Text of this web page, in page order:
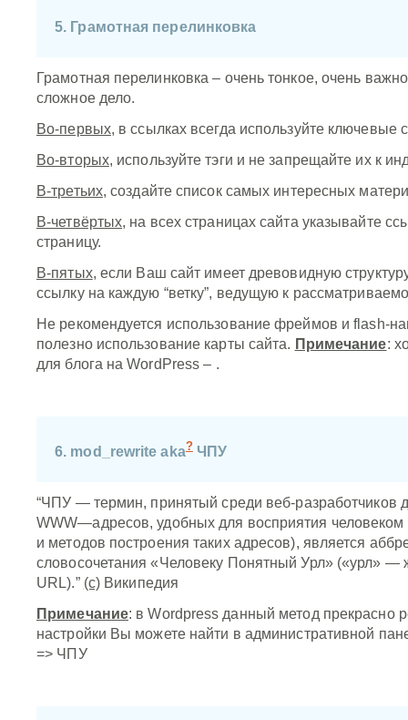
5. Грамотная перелинковка
Грамотная перелинковка – очень тонкое, очень
сложное дело.
Во-первых, в ссылках всегда используйте ключевые
Во-вторых, используйте тэги и не запрещайте их к
В-третьих, создайте список самых интересных
В-четвёртых, на всех страницах сайта указывайте
страницу.
В-пятых, если Ваш сайт имеет древовидную
ссылку на каждую “ветку”, ведущую к
Не рекомендуется использование фреймов и flash-
полезно использование карты сайта. Примечание:
для блога на WordPress – .
6. mod_rewrite aka?ЧПУ
“ЧПУ — термин, принятый среди веб-разработчиков
WWW—адресов, удобных для восприятия человеком
и методов построения таких адресов), является
словосочетания «Человеку Понятный Урл» («урл» —
URL).” (с) Википедия
Примечание: в Wordpress данный метод прекрасно
настройки Вы можете найти в административной
=> ЧПУ